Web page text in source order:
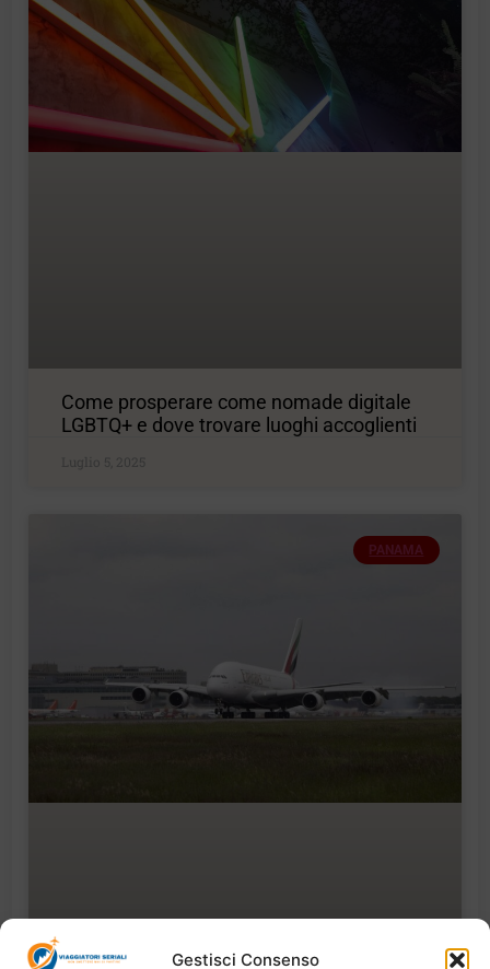
Gestisci Consenso
Come prosperare come nomade digitale
LGBTQ+ e dove trovare luoghi accoglienti
Luglio 5, 2025
PANAMA